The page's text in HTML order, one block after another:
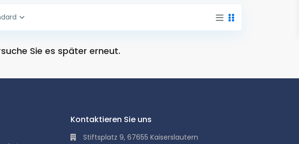
Sie es später erneut.
Kontaktieren Sie uns
Stiftsplatz 9, 67655 Kaiserslautern